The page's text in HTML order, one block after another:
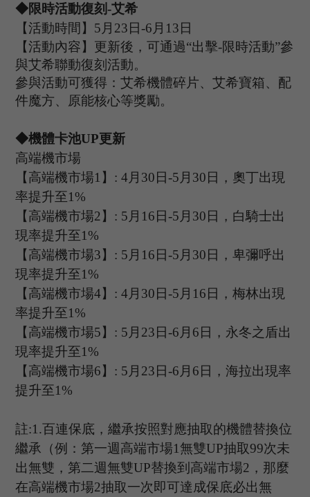
◆限時活動復刻-艾希
【活動時間】 5 月 23日-6 月 13日
【活動內容】 更新後，可通過“出擊-限時活動”參
與艾希聯動復刻活動。
參與活動可獲得：艾希機體碎片、艾希寶箱、配
件魔方、原能核心等獎勵。
◆機體卡池UP更新
高端機市場
【高端機市場1 】 : 4 月 30日-5 月 30日， 奧丁出現
率提升至1%
【高端機市場2 】 : 5 月 16日-5 月 30日，白騎士出
現率提升至1%
【高端機市場3】 : 5 月 16日-5 月 30日，卑彌呼出
現率提升至1%
【高端機市場4】 : 4 月 30日-5 月 16日，梅林出現
率提升至1%
【高端機市場5】 : 5 月 23日-6 月 6日，永冬之盾出
現率提升至1%
【高端機市場6】 : 5 月 23日-6 月 6日，海拉出現率
提升至1%
註:1.百連保底，繼承按照對應抽取的機體替換位
繼承（例：第一週高端市場1 無雙UP抽取99次未
出無雙，第二週無雙UP替換到高端市場2 ，那麼
在高端機市場2抽取一次即可達成保底必出無